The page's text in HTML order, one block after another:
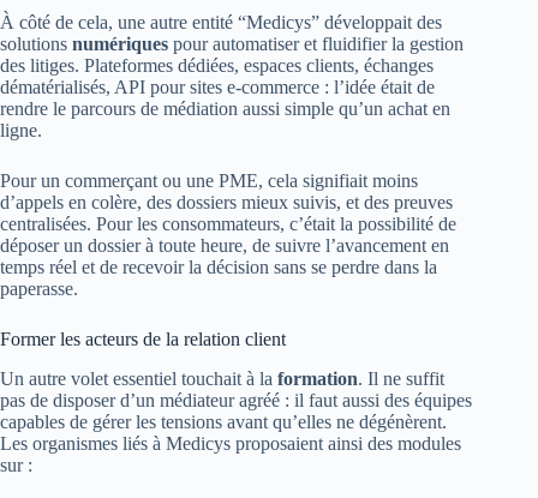
À côté de cela, une autre entité “Medicys” développait des
solutions numériques pour automatiser et fluidifier la gestion
des litiges. Plateformes dédiées, espaces clients, échanges
dématérialisés, API pour sites e‑commerce : l’idée était de
rendre le parcours de médiation aussi simple qu’un achat en
ligne.
Pour un commerçant ou une PME, cela signifiait moins
d’appels en colère, des dossiers mieux suivis, et des preuves
centralisées. Pour les consommateurs, c’était la possibilité de
déposer un dossier à toute heure, de suivre l’avancement en
temps réel et de recevoir la décision sans se perdre dans la
paperasse.
Former les acteurs de la relation client
Un autre volet essentiel touchait à la formation. Il ne suffit
pas de disposer d’un médiateur agréé : il faut aussi des équipes
capables de gérer les tensions avant qu’elles ne dégénèrent.
Les organismes liés à Medicys proposaient ainsi des modules
sur :